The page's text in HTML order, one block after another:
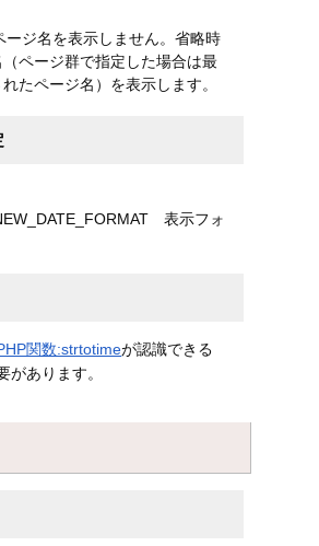
ージ名を表示しません。省略時
ページ群で指定した場合は最
たページ名）を表示します。
表示フォ
関数:strtotimeが認識できる
があります。